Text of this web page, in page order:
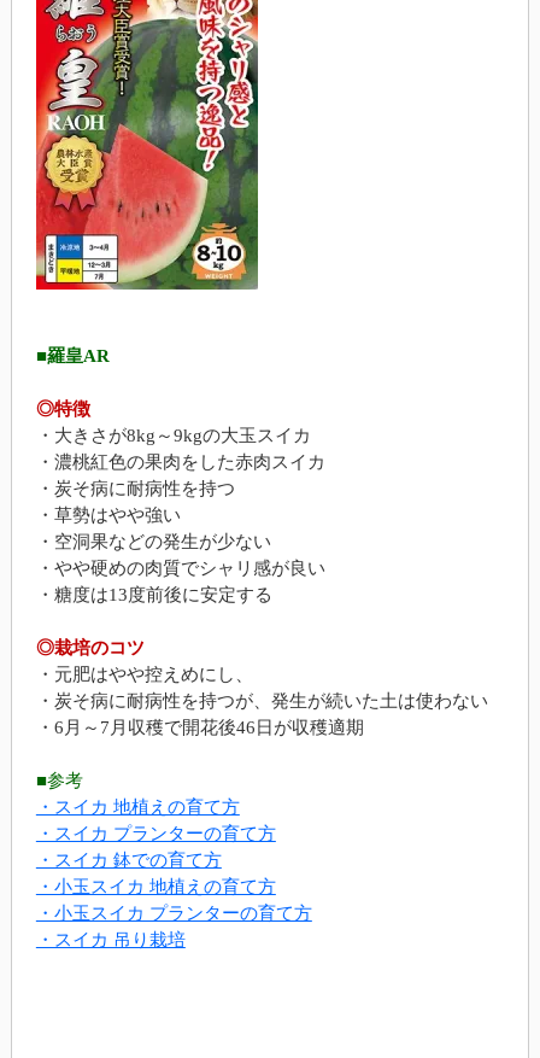
■羅皇AR
◎特徴
・大きさが8kg～9kgの大玉スイカ
・濃桃紅色の果肉をした赤肉スイカ
・炭そ病に耐病性を持つ
・草勢はやや強い
・空洞果などの発生が少ない
・やや硬めの肉質でシャリ感が良い
・糖度は13度前後に安定する
◎栽培のコツ
・元肥はやや控えめにし、
・炭そ病に耐病性を持つが、発生が続いた土は使わない
・6月～7月収穫で開花後46日が収穫適期
■参考
・スイカ 地植えの育て方
・スイカ プランターの育て方
・スイカ 鉢での育て方
・小玉スイカ 地植えの育て方
・小玉スイカ プランターの育て方
・スイカ 吊り栽培